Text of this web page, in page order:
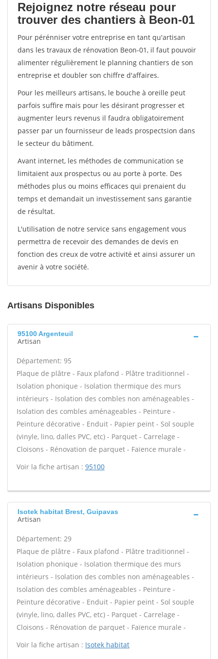
Rejoignez notre réseau pour
trouver des chantiers à Beon-01
Pour pérénniser votre entreprise en tant qu'artisan
dans les travaux de rénovation Beon-01, il faut pouvoir
alimenter régulièrement le planning chantiers de son
entreprise et doubler son chiffre d'affaires.
Pour les meilleurs artisans, le bouche à oreille peut
parfois suffire mais pour les désirant progresser et
augmenter leurs revenus il faudra obligatoirement
passer par un fournisseur de leads prospectsion dans
le secteur du bâtiment.
Avant internet, les méthodes de communication se
limitaient aux prospectus ou au porte à porte. Des
méthodes plus ou moins efficaces qui prenaient du
temps et demandait un investissement sans garantie
de résultat.
L'utilisation de notre service sans engagement vous
permettra de recevoir des demandes de devis en
fonction des creux de votre activité et ainsi assurer un
avenir à votre société.
Artisans Disponibles
95100 Argenteuil
Artisan
Département: 95
Plaque de plâtre - Faux plafond - Plâtre traditionnel -
Isolation phonique - Isolation thermique des murs
intérieurs - Isolation des combles non aménageables -
Isolation des combles aménageables - Peinture -
Peinture décorative - Enduit - Papier peint - Sol souple
(vinyle, lino, dalles PVC, etc) - Parquet - Carrelage -
Cloisons - Rénovation de parquet - Faïence murale -
Voir la fiche artisan : 95100
Isotek habitat Brest, Guipavas
Artisan
Département: 29
Plaque de plâtre - Faux plafond - Plâtre traditionnel -
Isolation phonique - Isolation thermique des murs
intérieurs - Isolation des combles non aménageables -
Isolation des combles aménageables - Peinture -
Peinture décorative - Enduit - Papier peint - Sol souple
(vinyle, lino, dalles PVC, etc) - Parquet - Carrelage -
Cloisons - Rénovation de parquet - Faïence murale -
Voir la fiche artisan : Isotek habitat